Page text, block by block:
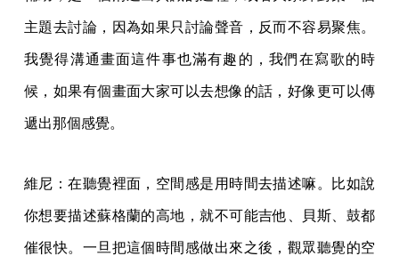
主題去討論，因為如果只討論聲音，反而不容易聚焦。
我覺得溝通畫面這件事也滿有趣的，我們在寫歌的時
候，如果有個畫面大家可以去想像的話，好像更可以傳
遞出那個感覺。
維尼：在聽覺裡面，空間感是用時間去描述嘛。比如說
你想要描述蘇格蘭的高地，就不可能吉他、貝斯、鼓都
催很快。一旦把這個時間感做出來之後，觀眾聽覺的空